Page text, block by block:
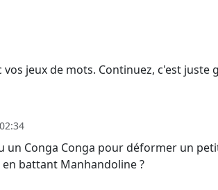
jeux de mots. Continuez, c'est juste
un Conga Conga pour déformer un
battant Manhandoline ?